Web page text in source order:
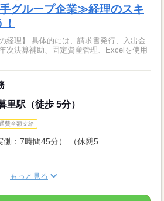
グループ企業≫経理のスキ
経理】 具体的には、請求書発行、入出金
次決算補助、固定資産管理、Excelを使用
里駅（徒歩 5分）
費全額支給
：7時間45分） （休憩5...
もっと見る